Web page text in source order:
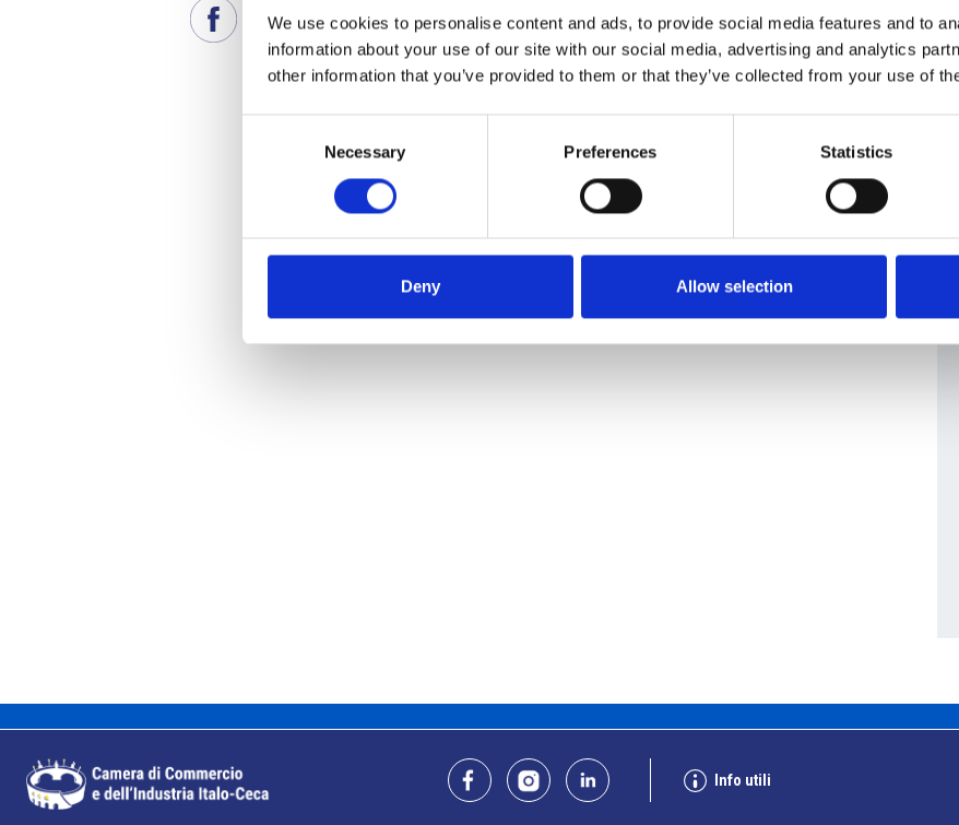
We use cookies to personalise content and ads, to provide social media features and to
information about your use of our site with our social media, advertising and analytics
other information that you’ve provided to them or that they’ve collected from your use of
Necessary Preferences Statistics
Deny Allow selection
Info utili